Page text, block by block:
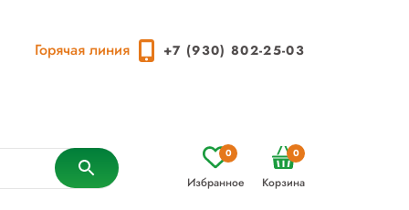
Горячая линия +7 (930) 802-25-03
Избранное
0
Корзина
0